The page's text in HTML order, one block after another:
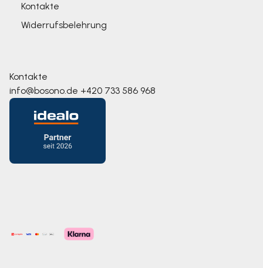
Kontakte
Widerrufsbelehrung
Kontakte
info@bosono.de +420 733 586 968